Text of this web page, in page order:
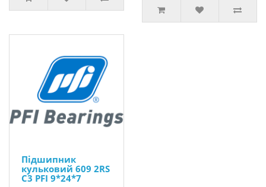
Підшипник
кульковий 609 2RS
C3 PFI 9*24*7